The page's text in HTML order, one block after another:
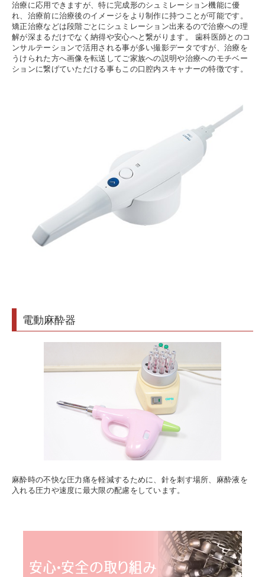
治療に応用できますが、特に完成形のシュミレーション機能に優
れ、治療前に治療後のイメージをより制作に持つことが可能です。
矯正治療などは段階ごとにシュミレーション出来るので治療への理
解が深まるだけでなく納得や安心へと繋がります。 歯科医師とのコ
ンサルテーションで活用される事が多い撮影データですが、治療を
うけられた方へ画像を転送してご家族への説明や治療へのモチベー
ションに繋げていただける事もこの口腔内スキャナーの特徴です。
電動麻酔器
麻酔時の不快な圧力痛を軽減するために、針を刺す場所、麻酔液を
入れる圧力や速度に最大限の配慮をしています。